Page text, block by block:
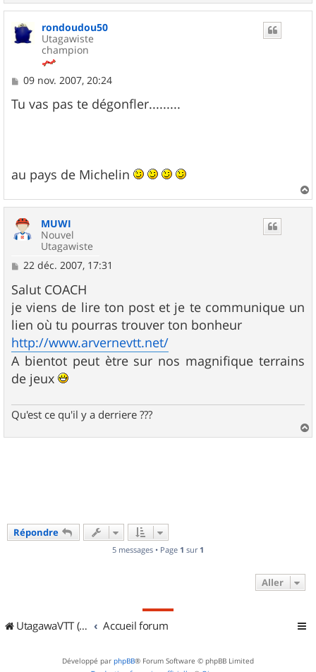
a
rondoudou50
Utagawiste
champion
M
s
s
09 nov. 2007, 20:24
Tu vas pas te dégonfler.........
au pays de Michelin
a
MUWI
Nouvel
Utagawiste
M
s
s
a
g
e
22 déc. 2007, 17:31
Salut COACH
je viens de lire ton post et je te communique un
lien où tu pourras trouver ton bonheur
http://www.arvernevtt.net/
A bientot peut ètre sur nos magnifique terrains
de jeux
Qu'est ce qu'il y a derriere ???
a
Répondre
5 messages • Page 1 sur 1
Aller
UtagawaVTT (Randos VTT et VTTAE avec traces GPS) Accueil forum
Développé par phpBB® Forum Software © phpBB Limited